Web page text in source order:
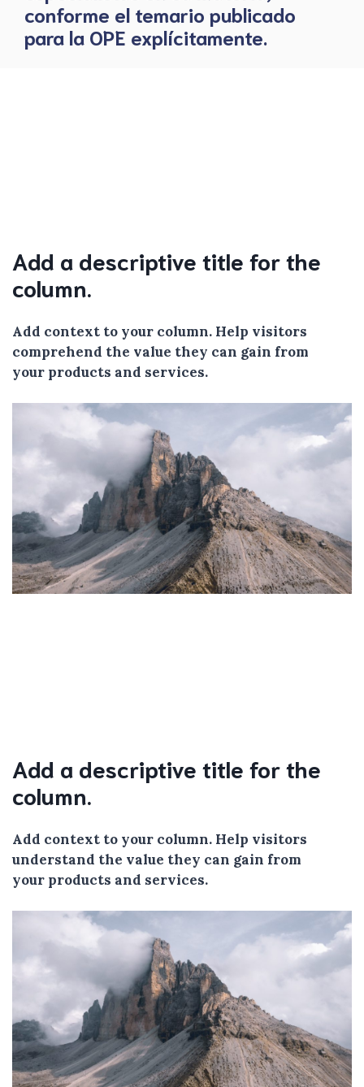
conforme el temario publicado
para la OPE explícitamente.
Add a descriptive title for the
column.
Add context to your column. Help visitors
comprehend the value they can gain from
your products and services.
Add a descriptive title for the
column.
Add context to your column. Help visitors
understand the value they can gain from
your products and services.